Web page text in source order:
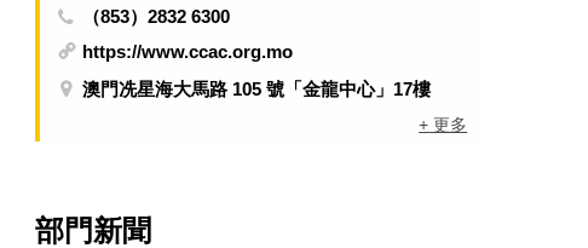
（853）2832 6300
https://www.ccac.org.mo
澳門冼星海大馬路 105 號「金龍中心」17樓
+ 更多
部門新聞